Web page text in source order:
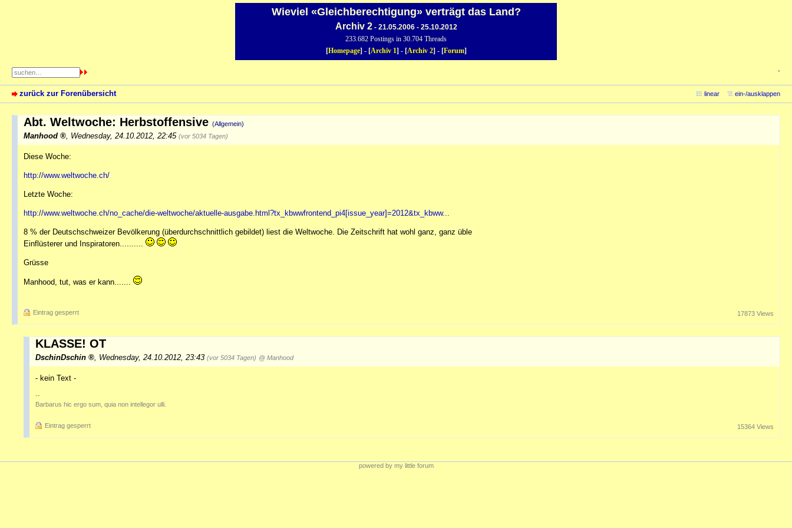
Wieviel «Gleichberechtigung» verträgt das Land?
Archiv 2- 21.05.2006 - 25.10.2012
233.682 Postings in 30.704 Threads
[Homepage] - [Archiv 1] - [Archiv 2] - [Forum]
-
zurück zur Forenübersicht linear ein-/ausklappen
Abt. Weltwoche: Herbstoffensive (Allgemein)
Manhood Wednesday, 24.10.2012, 22:45 (vor 5034 Tagen)
Diese Woche:
http://www.weltwoche.ch/
Letzte Woche:
http://www.weltwoche.ch/no_cache/die-weltwoche/aktuelle-ausgabe.html?tx_kbwwfrontend_pi4[issue_year]=2012&tx_kbww...
8 % der Deutschschweizer Bevölkerung (überdurchschnittlich gebildet) liest die Weltwoche. Die Zeitschrift hat wohl ganz, ganz üble
Einflüsterer und Inspiratoren..........
Grüsse
Manhood, tut, was er kann.......
Eintrag gesperrt 17873 Views
KLASSE! OT
DschinDschin Wednesday, 24.10.2012, 23:43 (vor 5034 Tagen) @ Manhood
- kein Text -
--
Barbarus hic ergo sum, quia non intellegor ulli.
Eintrag gesperrt 15364 Views
powered by my little forum